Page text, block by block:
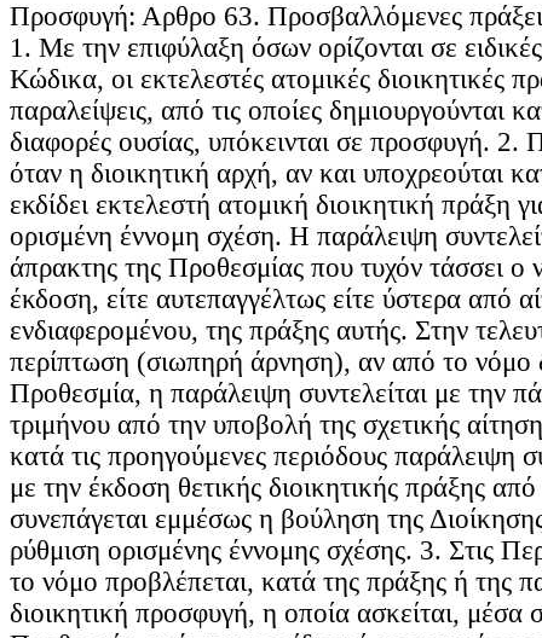
Προσφυγή: Αρθρο 63. Προσβαλλόμενες
1. Με την επιφύλαξη όσων ορίζονται σε ειδικές
Κώδικα, οι εκτελεστές ατομικές διοικητικές
παραλείψεις, από τις οποίες δημιουργούνται
διαφορές ουσίας, υπόκεινται σε προσφυγή. 2.
όταν η διοικητική αρχή, αν και υποχρεούται
εκδίδει εκτελεστή ατομική διοικητική πράξη
ορισμένη έννομη σχέση. Η παράλειψη
άπρακτης της Προθεσμίας που τυχόν τάσσει ο
έκδοση, είτε αυτεπαγγέλτως είτε ύστερα από
ενδιαφερομένου, της πράξης αυτής. Στην
περίπτωση (σιωπηρή άρνηση), αν από το νόμο
Προθεσμία, η παράλειψη συντελείται με την
τριμήνου από την υποβολή της σχετικής
κατά τις προηγούμενες περιόδους παράλειψη
με την έκδοση θετικής διοικητικής πράξης
συνεπάγεται εμμέσως η βούληση της
ρύθμιση ορισμένης έννομης σχέσης. 3. Στις
το νόμο προβλέπεται, κατά της πράξης ή της
διοικητική προσφυγή, η οποία ασκείται, μέσα